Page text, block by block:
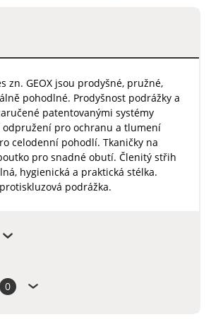
zn. GEOX jsou prodyšné, pružné,
pohodlné. Prodyšnost podrážky a
patentovanými systémy
odpružení pro ochranu a tlumení
celodenní pohodlí. Tkaničky na
pro snadné obutí. Členitý střih
hygienická a praktická stélka.
podrážka.
0